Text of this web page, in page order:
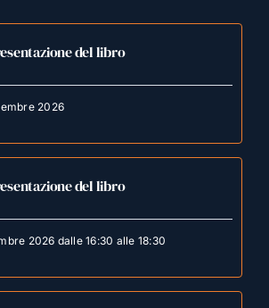
del libro
2026
del libro
2026 dalle 16:30 alle 18:30